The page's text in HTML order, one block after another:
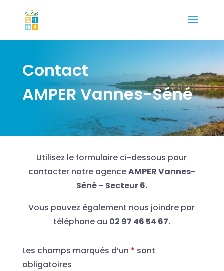
Contact
AMPER Vannes-Séné
Utilisez le formulaire ci-dessous pour
contacter notre agenceAMPER Vannes-
Séné – Secteur 6.
Vous pouvez également nous joindre par
téléphone au 02 97 46 54 67.
Les champs marqués d’un * sont
obligatoires